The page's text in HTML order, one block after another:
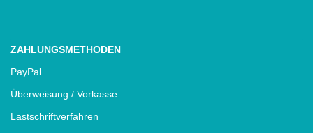
ZAHLUNGSMETHODEN
PayPal
Überweisung / Vorkasse
Lastschriftverfahren